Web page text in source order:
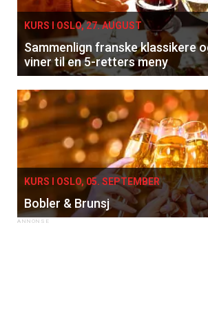
KURS I OSLO, 27. AUGUST
Sammenlign franske klassikere
viner til en 5-retters meny
KURS I OSLO, 05. SEPTEMBER
Bobler & Brunsj